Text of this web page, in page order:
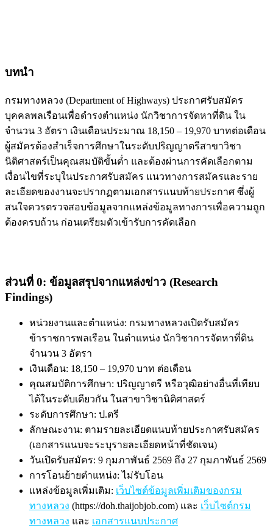
บทนำ
กรมทางหลวง (Department of Highways) ประกาศรับสมัคร
บุคคลพลเรือนเพื่อดำรงตำแหน่ง นักวิชาการจัดหาที่ดิน ใน
จำนวน 3 อัตรา เงินเดือนประมาณ 18,150 – 19,970 บาทต่อเดือน
ผู้สมัครต้องสำเร็จการศึกษาในระดับปริญญาตรีสาขาวิชา
นิติศาสตร์เป็นคุณสมบัติขั้นต่ำ และต้องผ่านการคัดเลือกตาม
เงื่อนไขที่ระบุในประกาศรับสมัคร แนวทางการสมัครและราย
ละเอียดของงานจะปรากฏตามเอกสารแนบท้ายประกาศ ซึ่งผู้
สนใจควรตรวจสอบข้อมูลจากแหล่งข้อมูลทางการเพื่อความถูก
ต้องครบถ้วน ก่อนเตรียมตัวเข้ารับการคัดเลือก
ส่วนที่ 0: ข้อมูลสรุปจากแหล่งข่าว (Research
Findings)
หน่วยงานและตำแหน่ง: กรมทางหลวงเปิดรับสมัคร
ข้าราชการพลเรือน ในตำแหน่ง นักวิชาการจัดหาที่ดิน
จำนวน 3 อัตรา
เงินเดือน: 18,150 – 19,970 บาท ต่อเดือน
คุณสมบัติการศึกษา: ปริญญาตรี หรือวุฒิอย่างอื่นที่เทียบ
ได้ในระดับเดียวกัน ในสาขาวิชานิติศาสตร์
ระดับการศึกษา: ป.ตรี
ลักษณะงาน: ตามรายละเอียดแนบท้ายประกาศรับสมัคร
(เอกสารแนบจะระบุรายละเอียดหน้าที่ชัดเจน)
วันเปิดรับสมัคร: 9 กุมภาพันธ์ 2569 ถึง 27 กุมภาพันธ์ 2569
การโอนย้ายตำแหน่ง: ไม่รับโอน
แหล่งข้อมูลเพิ่มเติม: เว็บไซต์ข้อมูลเพิ่มเติมของกรม
ทางหลวง (https://doh.thaijobjob.com) และ เว็บไซต์กรม
ทางหลวง และ เอกสารแนบประกาศ